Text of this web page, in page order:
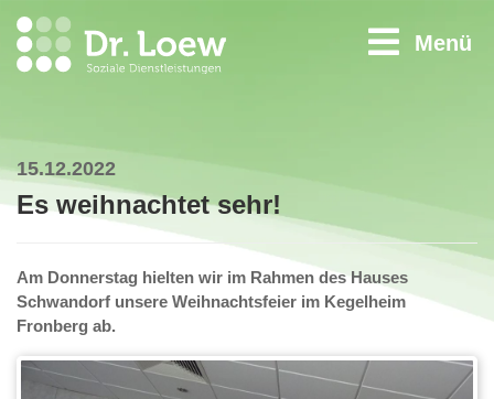
Menü
15.12.2022
Es weihnachtet sehr!
Am Donnerstag hielten wir im Rahmen des Hauses
Schwandorf unsere Weihnachtsfeier im Kegelheim
Fronberg ab.